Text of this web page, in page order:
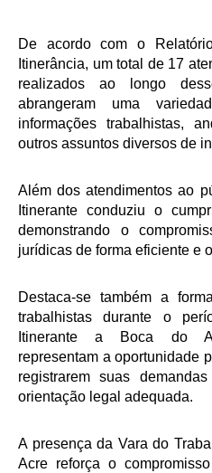
Comitê de Priorização do
Comissão de
Comitê de Gestão de
Comissão de
Servidores
Comitê de Segurança
Comitê de Combate ao
Comitê de Incentivo à
Comitê de Prevenção e
Moral, do Assédio Sexual
Comissão Permanente
Grupo Operacional do
De acordo com o
Itinerância, um total de 17
realizados ao longo
abrangeram uma
informações trabalhistas,
outros assuntos diversos de
Além dos atendimentos ao
Itinerante conduziu o
demonstrando o
jurídicas de forma eficiente e
Destaca-se também a
trabalhistas durante o
Itinerante a Boca do
representam a oportunidade
registrarem suas
orientação legal adequada.
A presença da Vara do
Acre reforça o